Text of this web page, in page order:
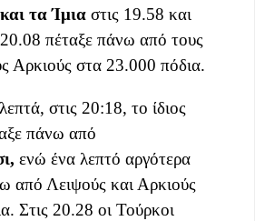
τα Ίμια στις 19.58 και
πέταξε πάνω από τους
Αρκιούς στα 23.000 πόδια.
στις 20:18, το ίδιος
πάνω από
ενώ ένα λεπτό αργότερα
από Λειψούς και Αρκιούς
Στις 20.28 οι Τούρκοι